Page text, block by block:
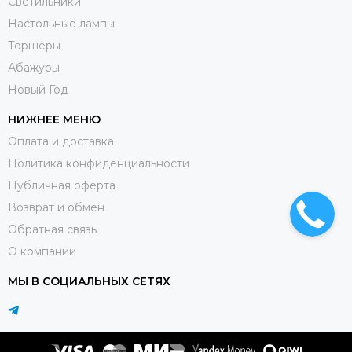
Настольные лампы
Торшеры
Абажуры
Новый Год
НИЖНЕЕ МЕНЮ
Оплата и доставка
Политика конфиденциальности
Публичная оферта
Возврат и обмен
Обратная связь
О компании
МЫ В СОЦИАЛЬНЫХ СЕТЯХ